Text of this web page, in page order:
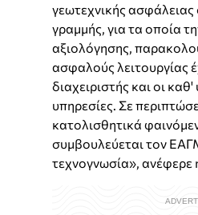
γεωτεχνικής
γραμμής, για τα οποία
αξιολόγησης,
ασφαλούς λειτουργίας
διαχειριστής και οι
υπηρεσίες. Σε
κατολισθητικά
συμβουλεύεται τον
τεχνογνωσία», ανέφερε